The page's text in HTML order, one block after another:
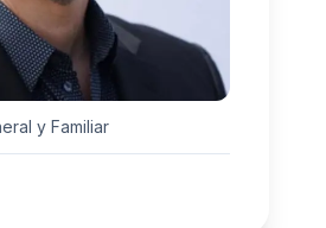
y Familiar